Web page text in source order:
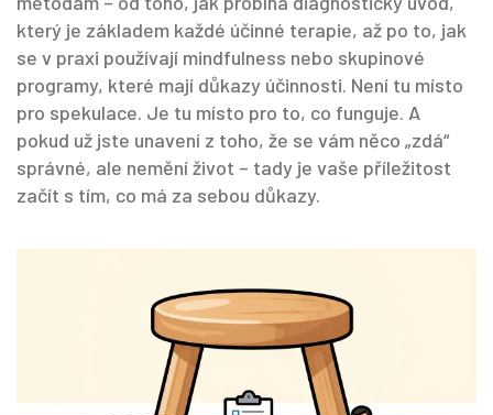
který je základem každé účinné terapie, až po to, jak
se v praxi používají mindfulness nebo skupinové
programy, které mají důkazy účinnosti. Není tu místo
pro spekulace. Je tu místo pro to, co funguje. A
pokud už jste unavení z toho, že se vám něco „zdá“
správné, ale nemění život – tady je vaše příležitost
začít s tím, co má za sebou důkazy.